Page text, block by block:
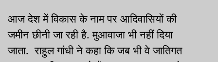
आज देश में विकास के नाम पर आदिवासियों की
जमीन छीनी जा रही है. मुआवाजा भी नहीं दिया
जाता. राहुल गांधी ने कहा कि जब भी वे जातिगत